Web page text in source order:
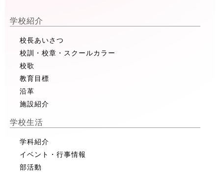
学校紹介
校長あいさつ
校訓・校章・スクールカラー
校歌
教育目標
沿革
施設紹介
学校生活
学科紹介
イベント・行事情報
部活動